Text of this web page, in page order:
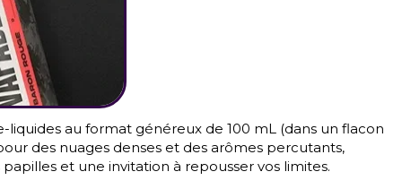
au format généreux de 100 mL (dans un flacon
des nuages denses et des arômes percutants,
et une invitation à repousser vos limites.